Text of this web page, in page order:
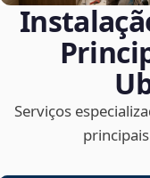
Serviços